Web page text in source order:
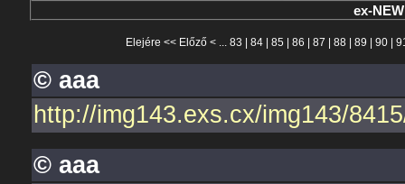
ex-
Elejére << Előző< ... 83 84| 85 86 87 88| 89 90|
© aaa
http://img143.exs.cx/img143/
© aaa